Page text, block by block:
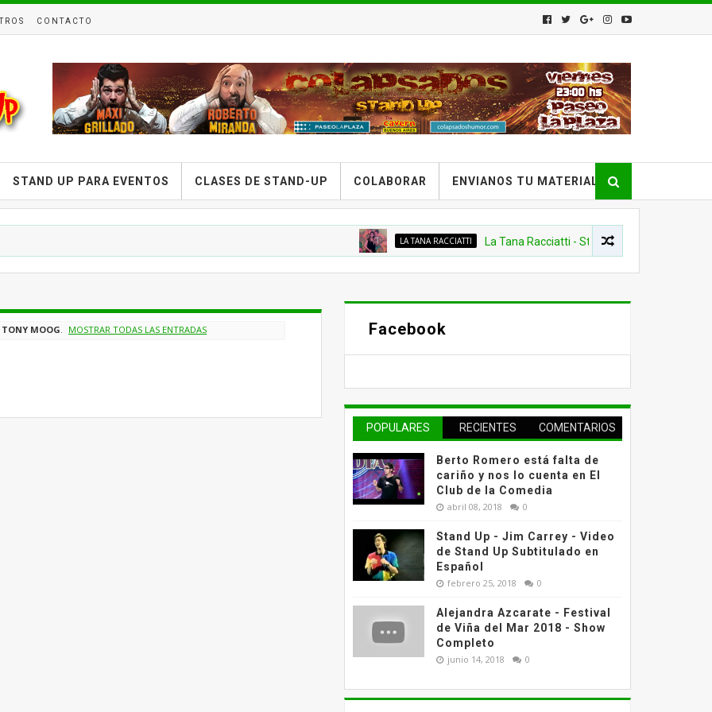
CONTACTO
STAND UP PARA EVENTOS CLASES DE STAND-UP COLABORAR ENVIANOS TU MATERIAL
LA TANA RACCIATTI La Tana Racciatti - Stand Up en Provincia
TONY MOOG. MOSTRAR TODAS LAS ENTRADAS Facebook
POPULARES RECIENTES COMENTARIOS
Berto Romero está falta de
cariño y nos lo cuenta en El
Club de la Comedia
abril 08, 2018 0
Stand Up - Jim Carrey - Video
de Stand Up Subtitulado en
Español
febrero 25, 2018 0
Alejandra Azcarate - Festival
de Viña del Mar 2018 - Show
Completo
junio 14, 2018 0